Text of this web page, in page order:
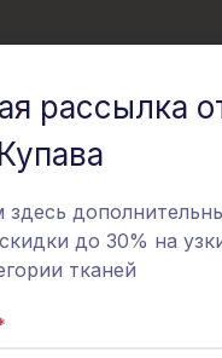
рассылка
Купава
до 30% на
тканей